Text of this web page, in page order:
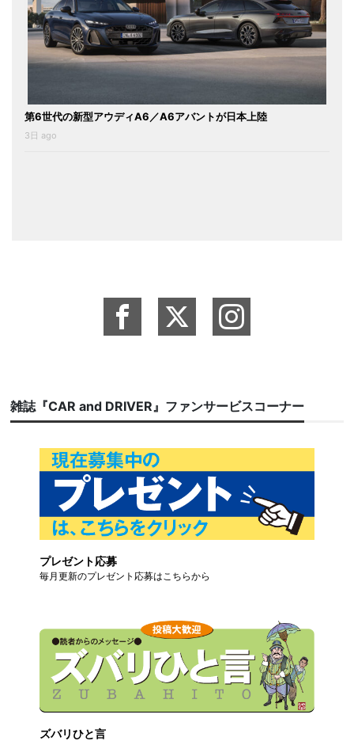
第6世代の新型アウディA6／A6アバントが日本上陸
3日 ago
雑誌『CAR and DRIVER』ファンサービスコーナー
プレゼント応募
毎月更新のプレゼント応募はこちらから
ズバリひと言